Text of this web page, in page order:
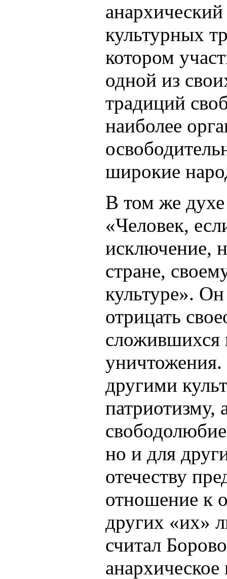
культурных
котором
одной из
традиций
наиболее
широкие
В том же
«Человек,
исключение,
стране,
культуре».
отрицать
сложившихся
другими
патриотизму,
но и для
отечеству
отношение к
других «их»
считал